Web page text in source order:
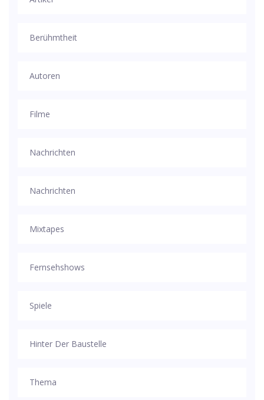
Berühmtheit
Autoren
Filme
Nachrichten
Nachrichten
Mixtapes
Fernsehshows
Spiele
Hinter Der Baustelle
Thema